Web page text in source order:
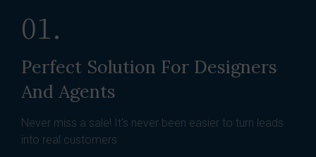
01.
Perfect Solution For Designers
And Agents
Never miss a sale! It's never been easier to turn leads
into real customers